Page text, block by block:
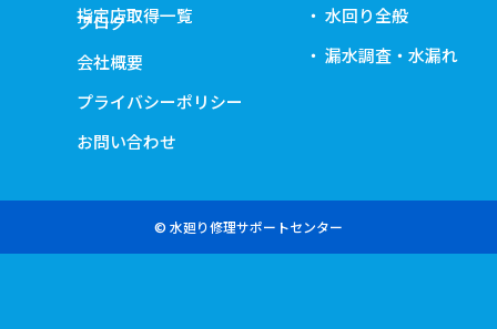
指定店取得一覧
水回り全般
漏水調査・水漏れ
ブログ
会社概要
プライバシーポリシー
お問い合わせ
© 水廻り修理サポートセンター